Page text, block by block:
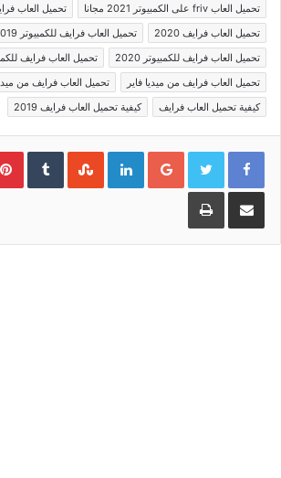
تحميل العاب friv على الكمبيوتر 2021 مجانا
تحميل العاب فرايف
تحميل العاب فرايف 2020
تحميل العاب فرايف للكمبيوتر 2019
تحميل العاب فرايف للكمبيوتر 2020
تحميل العاب فرايف
تحميل العاب فرايف من ميديا فاير
تحميل العاب فرايف من ميديا
كيفية تحميل العاب فرايف
كيفية تحميل العاب فرايف 2019
Google+
LinkedIn
مشاركة عبر البريد طباعة